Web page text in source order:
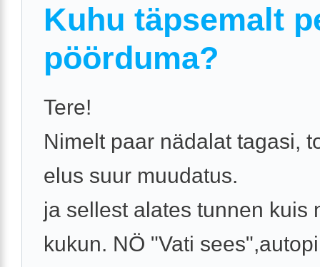
Kuhu täpsemalt
pöörduma?
Tere!
Nimelt paar nädalat tagasi,
elus suur muudatus.
ja sellest alates tunnen kuis
kukun. NÖ "Vati